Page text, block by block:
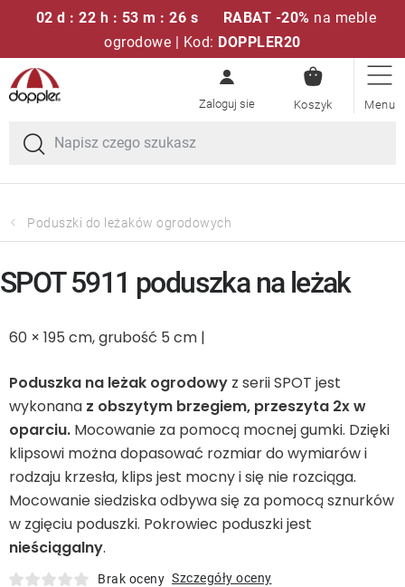
02 d : 22 h : 53 m : 26 s RABAT -20% na meble
ogrodowe | Kod: DOPPLER20
Przejść
do
treści
KOSZYK
Zestawy sof
Parasole ogrodowe
Poduszki i poduszki siedziskowe
Leżaki
Akcesoria
Parasole
Produkty gastronomiczne
Poduszki do leżaków ogrodowych
60 × 195 cm, grubość 5 cm |
Poduszka na leżak ogrodowy z serii SPOT jest
wykonana z obszytym brzegiem, przeszyta 2x w
oparciu. Mocowanie za pomocą mocnej gumki. Dzięki
klipsowi można dopasować rozmiar do wymiarów i
rodzaju krzesła, klips jest mocny i się nie rozciąga.
Mocowanie siedziska odbywa się za pomocą sznurków
w zgięciu poduszki. Pokrowiec poduszki jest
nieściągalny.
Brak oceny Szczegóły oceny
SPOT 5911 poduszka na leżak